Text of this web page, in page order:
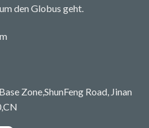
den Globus geht.
Zone,ShunFeng Road, Jinan